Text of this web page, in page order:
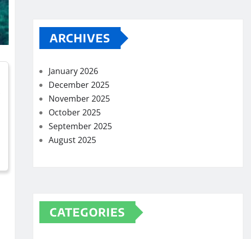
ARCHIVES
January 2026
December 2025
November 2025
October 2025
September 2025
August 2025
CATEGORIES